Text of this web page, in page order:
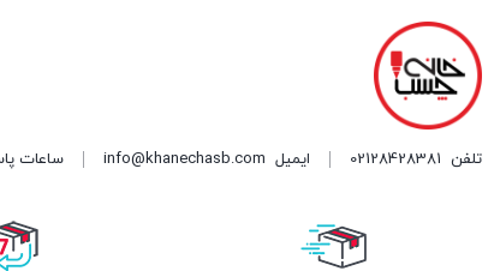
تلفن 02128428381 ایمیل info@khanechasb.com ساعات